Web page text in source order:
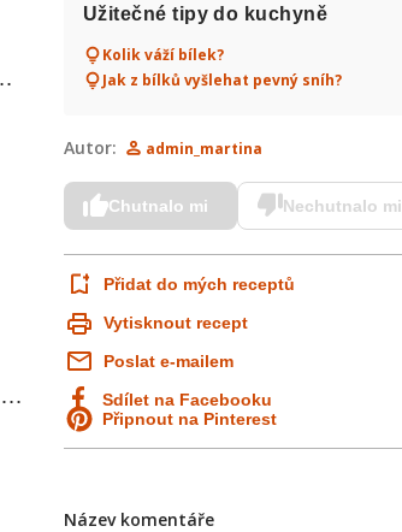
Užitečné tipy do kuchyně
Kolik váží bílek?
Jak z bílků vyšlehat pevný sníh?
Autor: admin_martina
Chutnalo mi Nechutnalo mi
Přidat do mých receptů
Vytisknout recept
Poslat e-mailem
Sdílet na Facebooku
Připnout na Pinterest
Název komentáře